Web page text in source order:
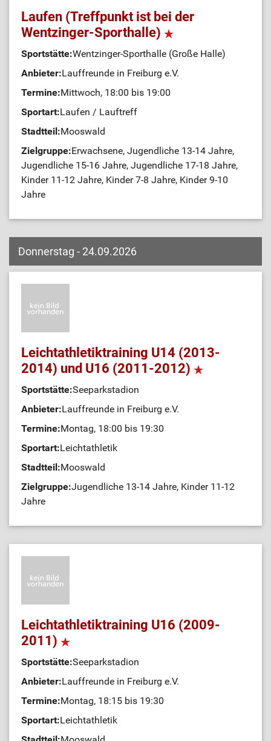
Laufen (Treffpunkt ist bei der
Wentzinger-Sporthalle)
Sportstätte:Wentzinger-Sporthalle (Große Halle)
Anbieter:Lauffreunde in Freiburg e.V.
Termine:Mittwoch, 18:00 bis 19:00
Sportart:Laufen / Lauftreff
Stadtteil:Mooswald
Zielgruppe:Erwachsene, Jugendliche 13-14 Jahre,
Jugendliche 15-16 Jahre, Jugendliche 17-18 Jahre,
Kinder 11-12 Jahre, Kinder 7-8 Jahre, Kinder 9-10
Jahre
Donnerstag - 24.09.2026
Leichtathletiktraining U14 (2013-
2014) und U16 (2011-2012)
Sportstätte:Seeparkstadion
Anbieter:Lauffreunde in Freiburg e.V.
Termine:Montag, 18:00 bis 19:30
Sportart:Leichtathletik
Stadtteil:Mooswald
Zielgruppe:Jugendliche 13-14 Jahre, Kinder 11-12
Jahre
Leichtathletiktraining U16 (2009-
2011)
Sportstätte:Seeparkstadion
Anbieter:Lauffreunde in Freiburg e.V.
Termine:Montag, 18:15 bis 19:30
Sportart:Leichtathletik